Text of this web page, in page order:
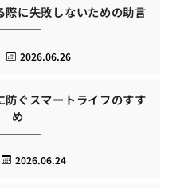
際に失敗しないための助言
2026.06.26
ぐスマートライフのすす
め
2026.06.24